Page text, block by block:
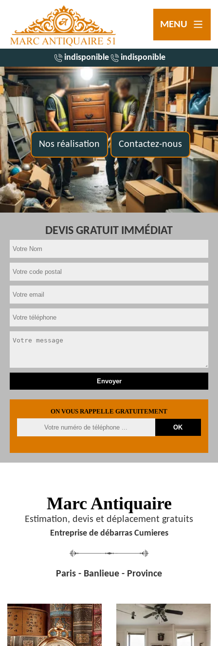
MENU
indisponible indisponible
Nos réalisation Contactez-nous
DEVIS GRATUIT IMMÉDIAT
ON VOUS RAPPELLE GRATUITEMENT
Marc Antiquaire
Estimation, devis et déplacement gratuits
Entreprise de débarras Cumieres
Paris - Banlieue - Province